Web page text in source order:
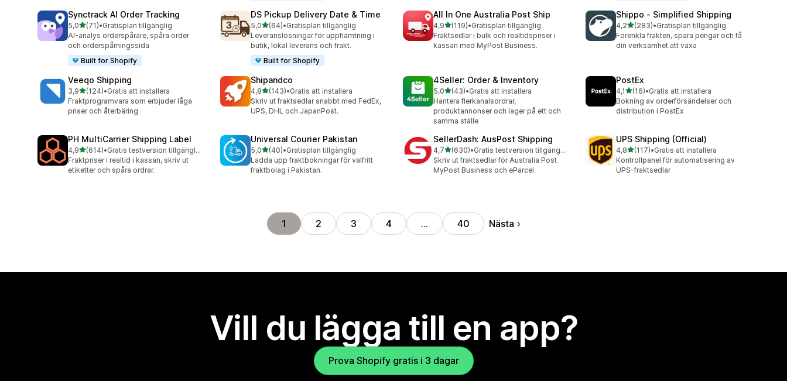
Synctrack AI Order Tracking
5,0av 5 stjärnor
(71)
71 recensioner totalt
•Gratisplan tillgänglig
AI-analys orderspårare, spåra order
och orderspårningssida
Built for Shopify
DS Pickup Delivery Date & Time
5,0av 5 stjärnor
(64)
64 recensioner totalt
•Gratisplan tillgänglig
Leveranslösningar för upphämtning i
butik, lokal leverans och frakt.
Built for Shopify
All In One Australia Post Ship
4,9av 5 stjärnor
(119)
119 recensioner totalt
•Gratisplan tillgänglig
Fraktsedlar i bulk och realtidspriser i
kassan med MyPost Business.
Shippo ‑ Simplified Shipping
4,2av 5 stjärnor
(283)
283 recensioner totalt
•Gratisplan tillgänglig
Förenkla frakten, spara pengar och få
din verksamhet att växa
Veeqo Shipping
3,9av 5 stjärnor
(124)
124 recensioner totalt
•Gratis att installera
Fraktprogramvara som erbjuder låga
priser och återbäring
Shipandco
4,8av 5 stjärnor
(143)
143 recensioner totalt
•Gratis att installera
Skriv ut fraktsedlar snabbt med FedEx,
UPS, DHL och JapanPost.
4Seller: Order & Inventory
5,0av 5 stjärnor
(43)
43 recensioner totalt
•Gratis att installera
Hantera flerkanalsordrar,
produktannonser och lager på ett och
samma ställe
PostEx
4,1av 5 stjärnor
(16)
16 recensioner totalt
•Gratis att installera
Bokning av orderförsändelser och
distribution i PostEx
PH MultiCarrier Shipping Label
4,9av 5 stjärnor
(614)
614 recensioner totalt
•
Gratis testversion tillgänglig
Fraktpriser i realtid i kassan, skriv ut
etiketter och spåra ordrar.
Universal Courier Pakistan
5,0av 5 stjärnor
(40)
40 recensioner totalt
•Gratisplan tillgänglig
Ladda upp fraktbokningar för valfritt
fraktbolag i Pakistan.
SellerDash: AusPost Shipping
4,7av 5 stjärnor
(630)
630 recensioner totalt
•
Gratis testversion tillgänglig
Skriv ut fraktsedlar för Australia Post
MyPost Business och eParcel
UPS Shipping (Official)
4,8av 5 stjärnor
(117)
117 recensioner totalt
•Gratis att installera
Kontrollpanel för automatisering av
UPS-fraktsedlar
1 2 3 4 … 40 Nästa
Vill du lägga till en app?
Prova Shopify gratis i 3 dagar